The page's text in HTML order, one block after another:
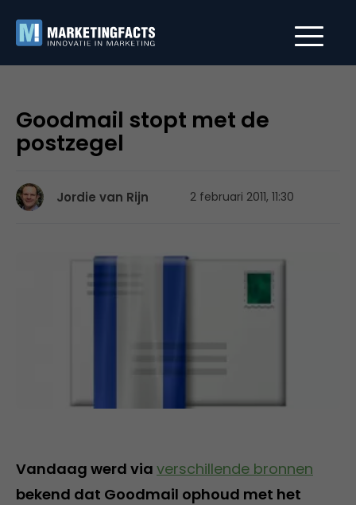
Goodmail stopt met de
postzegel
Jordie van Rijn 2 februari 2011, 11:30
Vandaag werd via verschillende bronnen
bekend dat Goodmail ophoud met het